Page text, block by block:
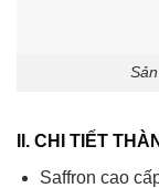
II. CHI TIẾT
Saffron cao